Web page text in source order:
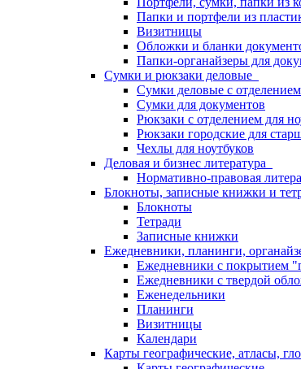
Папки и портфели из
Визитницы
Обложки и бланки
Папки-органайзеры для
Сумки и рюкзаки деловые
Сумки деловые с
Сумки для документов
Рюкзаки с отделением для
Рюкзаки городские для
Чехлы для ноутбуков
Деловая и бизнес литература
Нормативно-правовая
Блокноты, записные книжки и
Блокноты
Тетради
Записные книжки
Ежедневники, планинги,
Ежедневники с покрытием
Ежедневники с твердой
Еженедельники
Планинги
Визитницы
Календари
Карты географические, атласы,